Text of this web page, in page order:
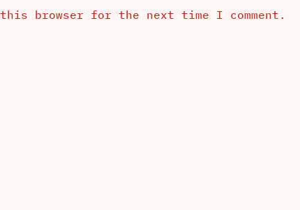
browser for the next time I comment.